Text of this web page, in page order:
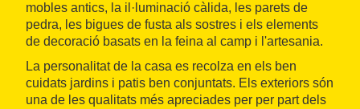
mobles antics, la il·luminació càlida, les parets de
pedra, les bigues de fusta als sostres i els elements
de decoració basats en la feina al camp i l'artesania.
La personalitat de la casa es recolza en els ben
cuidats jardins i patis ben conjuntats. Els exteriors són
una de les qualitats més apreciades per per part dels